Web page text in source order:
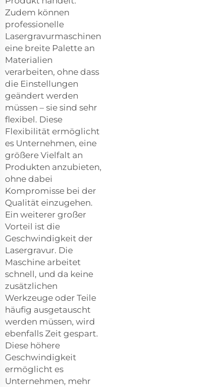
Zudem können
professionelle
Lasergravurmaschinen
eine breite Palette an
Materialien
verarbeiten, ohne dass
die Einstellungen
geändert werden
müssen – sie sind sehr
flexibel. Diese
Flexibilität ermöglicht
es Unternehmen, eine
größere Vielfalt an
Produkten anzubieten,
ohne dabei
Kompromisse bei der
Qualität einzugehen.
Ein weiterer großer
Vorteil ist die
Geschwindigkeit der
Lasergravur. Die
Maschine arbeitet
schnell, und da keine
zusätzlichen
Werkzeuge oder Teile
häufig ausgetauscht
werden müssen, wird
ebenfalls Zeit gespart.
Diese höhere
Geschwindigkeit
ermöglicht es
Unternehmen, mehr